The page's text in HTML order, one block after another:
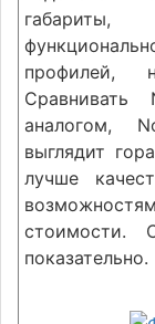
профилей,
аналогом,
выглядит
лучше
стоимости.
показательно.